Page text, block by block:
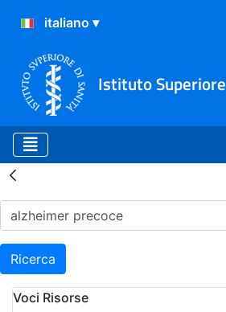
Istituto
Risultati della
Ricerca
Voci Risorse